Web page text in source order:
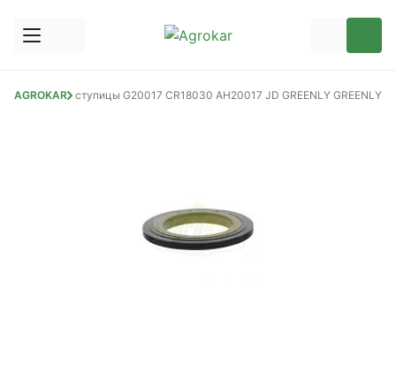
AGROKAR
Сальник ступицы G20017 CR18030 AH20017 JD GREENLY GREENLY